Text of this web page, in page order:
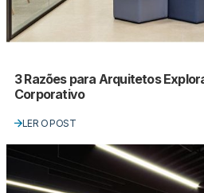
3 Razões para Arquitetos
Corporativo
LER O POST